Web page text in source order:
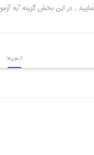
. در این بخش گزینه "به